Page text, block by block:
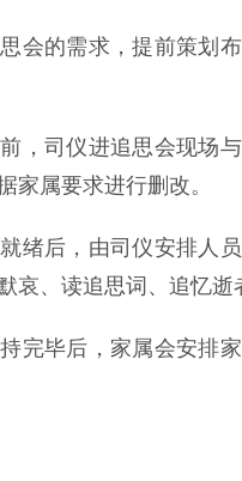
会的需求，提前策划
，司仪进追思会现场
家属要求进行删改。
绪后，由司仪安排人
哀、读追思词、追忆逝
完毕后，家属会安排